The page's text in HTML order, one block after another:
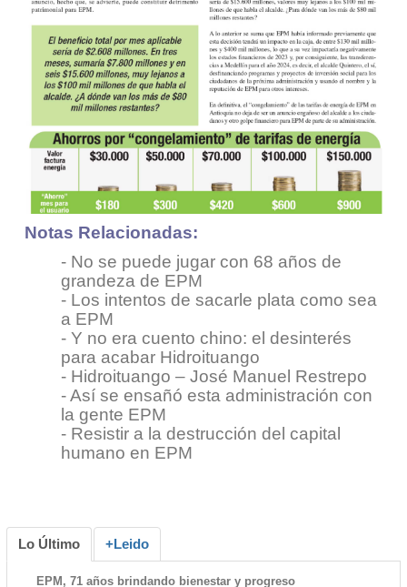
Notas Relacionadas:
- No se puede jugar con 68 años de
grandeza de EPM
- Los intentos de sacarle plata como sea
a EPM
- Y no era cuento chino: el desinterés
para acabar Hidroituango
-Hidroituango – José Manuel Restrepo
-Así se ensañó esta administración con
la gente EPM
- Resistir a la destrucción del capital
humano en EPM
Lo Último +Leido
EPM, 71 años brindando bienestar y progreso